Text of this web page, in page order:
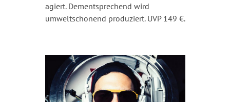
agiert. Dementsprechend wird
umweltschonend produziert. UVP 149 €.